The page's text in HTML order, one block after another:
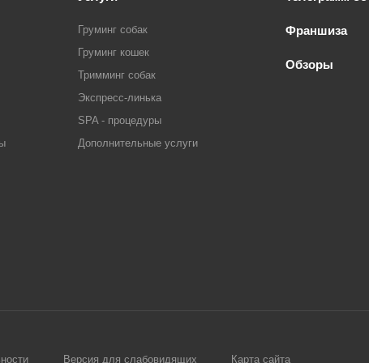
Груминг собак
Груминг кошек
Тримминг собак
Экспресс-линька
SPA - процедуры
Дополнительные услуги
Франшиза
Обзоры
Версия для слабовидящих Карта сайта